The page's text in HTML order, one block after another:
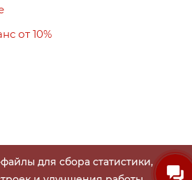
от 10%
для сбора статистики,